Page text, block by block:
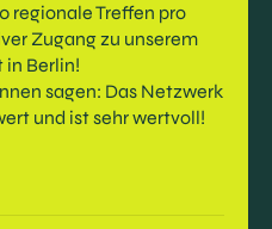
regionale Treffen pro
Zugang zu unserem
in Berlin!
sagen: Das Netzwerk
und ist sehr wertvoll!